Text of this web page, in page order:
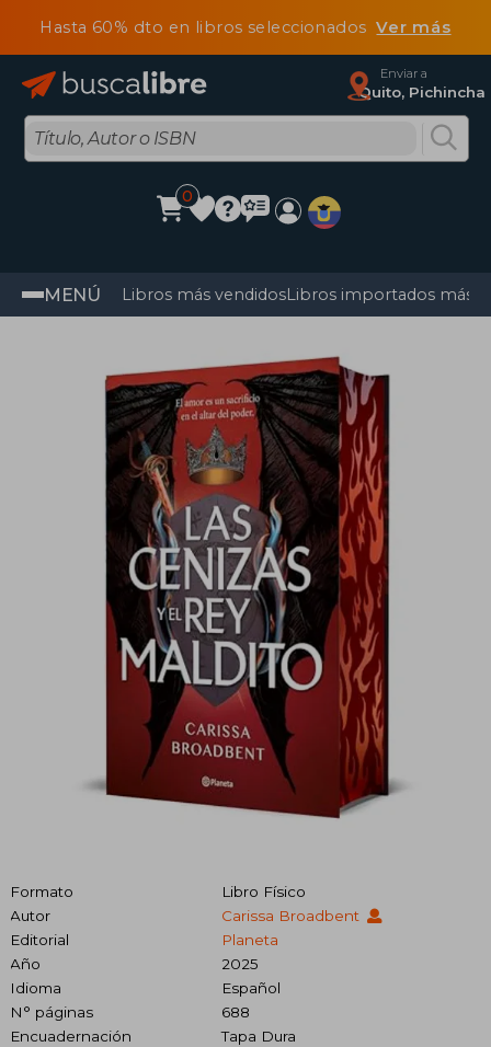
Hasta 60% dto en libros seleccionadosVer más
Enviar a
Quito, Pichincha
0
MENÚ Libros más vendidosLibros importados más
Formato
Libro Físico
Autor
Carissa Broadbent
Editorial
Planeta
Año
2025
Idioma
Español
N° páginas
688
Encuadernación
Tapa Dura